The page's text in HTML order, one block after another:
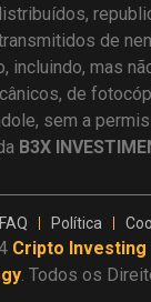
de
incluindo, mas
de
sem a
B3X
FAQ Política
Cripto Investing
. Todos os